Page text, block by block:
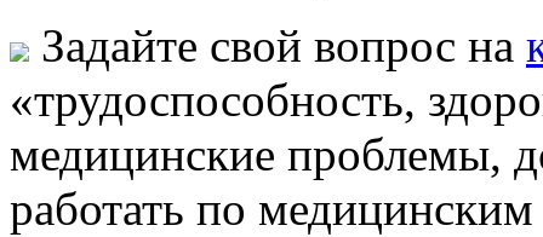
Задайте свой вопрос на
«трудоспособность,
медицинские проблемы,
работать по